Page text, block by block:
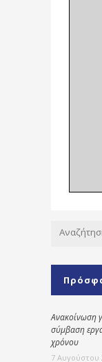
Ανακοίνωση
σύμβαση
χρόνου
7 Αυγούστου